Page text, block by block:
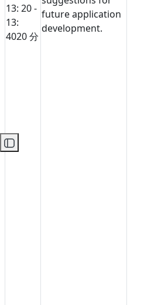
コースインデックスを開く
future application
development.
13: 20 -
13:
4020 分